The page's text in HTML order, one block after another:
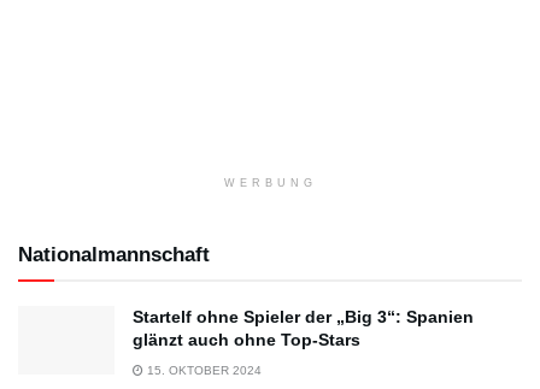
WERBUNG
Nationalmannschaft
Startelf ohne Spieler der „Big 3“: Spanien
glänzt auch ohne Top-Stars
15. OKTOBER 2024